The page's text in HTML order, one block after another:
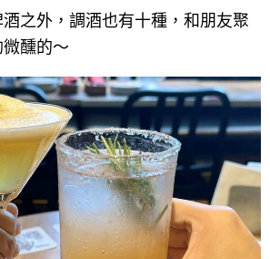
之外，調酒也有十種，和朋友聚
醺的～